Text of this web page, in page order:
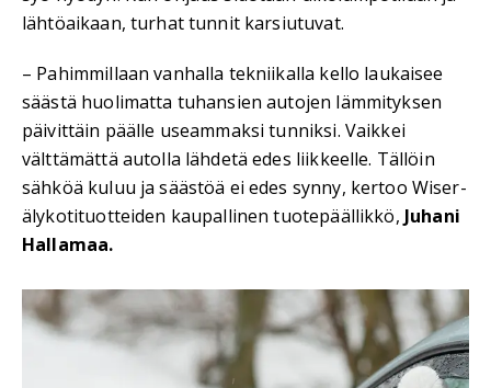
lähtöaikaan, turhat tunnit karsiutuvat.
– Pahimmillaan vanhalla tekniikalla kello laukaisee
säästä huolimatta tuhansien autojen lämmityksen
päivittäin päälle useammaksi tunniksi. Vaikkei
välttämättä autolla lähdetä edes liikkeelle. Tällöin
sähköä kuluu ja säästöä ei edes synny, kertoo Wiser-
älykotituotteiden kaupallinen tuotepäällikkö, Juhani
Hallamaa.